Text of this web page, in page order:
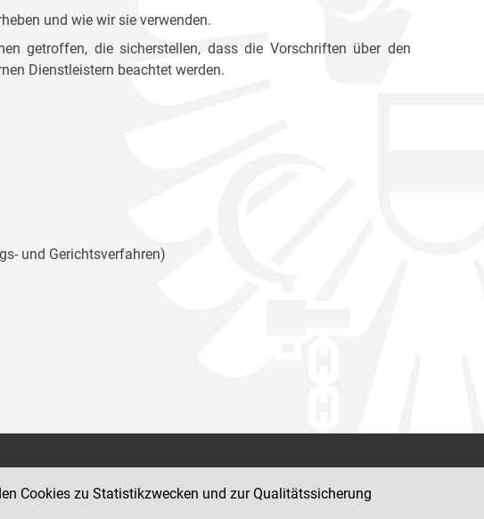
und wie wir sie verwenden.
getroffen, die sicherstellen, dass die Vorschriften über den
Dienstleistern beachtet werden.
und Gerichtsverfahren)
Cookies zu Statistikzwecken und zur Qualitätssicherung